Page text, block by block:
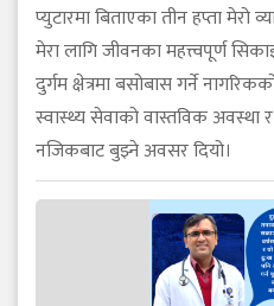
प्युटारमा बिताएका तीन हप्ता मेरो
मेरा लागि जीवनका महत्त्वपूर्ण
दुर्गम क्षेत्रमा बसोबास गर्ने
स्वास्थ्य सेवाको वास्तविक अवस्था
नजिकबाट बुझ्ने अवसर दियो।